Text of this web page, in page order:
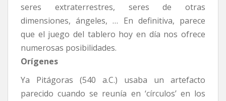
seres extraterrestres, seres de otras
dimensiones, ángeles, … En definitiva, parece
que el juego del tablero hoy en día nos ofrece
numerosas posibilidades.
Orígenes
Ya Pitágoras (540 a.C.) usaba un artefacto
parecido cuando se reunía en ‘círculos’ en los